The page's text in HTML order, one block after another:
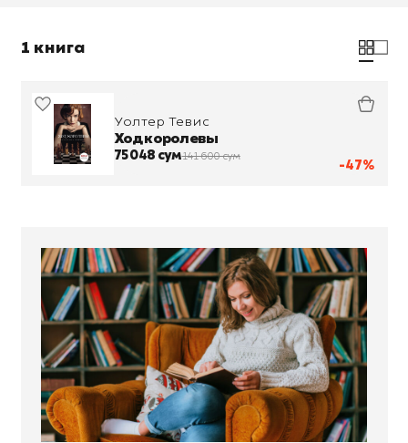
1 книга
-47%
Уолтер Тевис
Ход королевы
75 048 сум141 600 сум